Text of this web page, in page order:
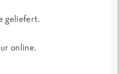
geliefert.
online.